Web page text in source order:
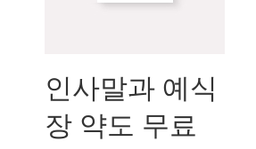
인사말과 예식
장 약도 무료